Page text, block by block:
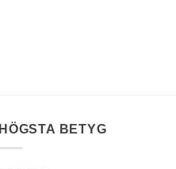
HÖGSTA BETYG